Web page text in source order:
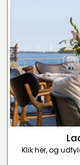
Klik her, og